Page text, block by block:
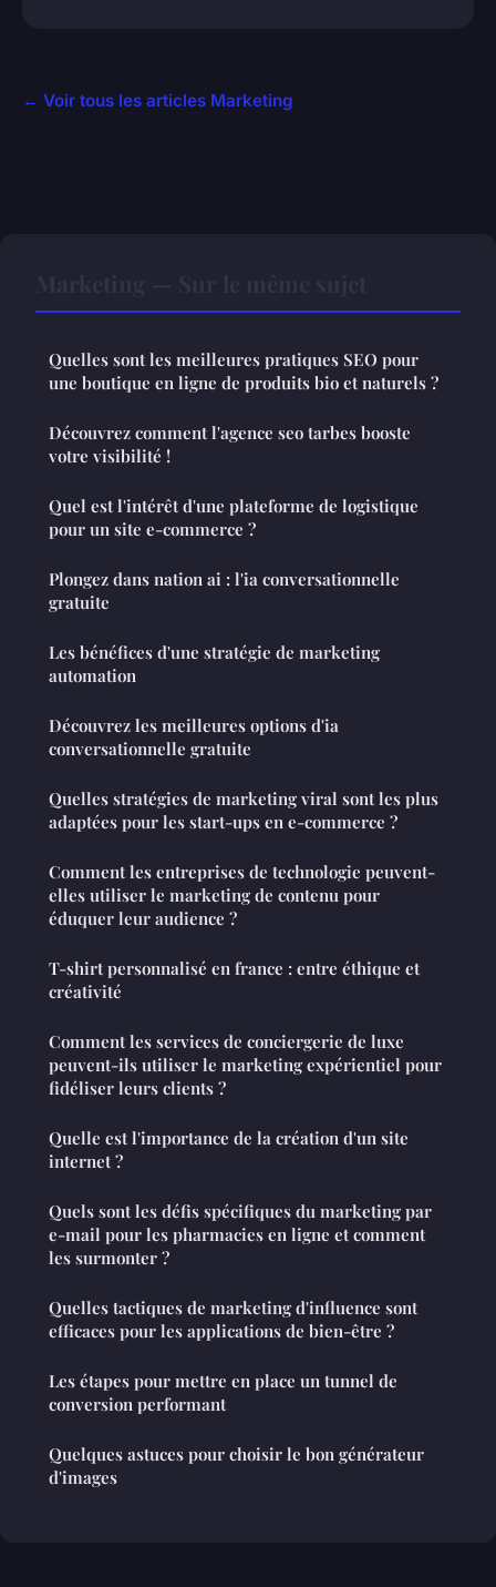
← Voir tous les articles Marketing
Quelles sont les meilleures pratiques SEO pour
une boutique en ligne de produits bio et naturels ?
Découvrez comment l'agence seo tarbes booste
votre visibilité !
Quel est l'intérêt d'une plateforme de logistique
pour un site e-commerce ?
Plongez dans nation ai : l'ia conversationnelle
gratuite
Les bénéfices d'une stratégie de marketing
automation
Découvrez les meilleures options d'ia
conversationnelle gratuite
Quelles stratégies de marketing viral sont les plus
adaptées pour les start-ups en e-commerce ?
Comment les entreprises de technologie peuvent-
elles utiliser le marketing de contenu pour
éduquer leur audience ?
T-shirt personnalisé en france : entre éthique et
créativité
Comment les services de conciergerie de luxe
peuvent-ils utiliser le marketing expérientiel pour
fidéliser leurs clients ?
Quelle est l'importance de la création d'un site
internet ?
Quels sont les défis spécifiques du marketing par
e-mail pour les pharmacies en ligne et comment
les surmonter ?
Quelles tactiques de marketing d'influence sont
efficaces pour les applications de bien-être ?
Les étapes pour mettre en place un tunnel de
conversion performant
Quelques astuces pour choisir le bon générateur
d'images